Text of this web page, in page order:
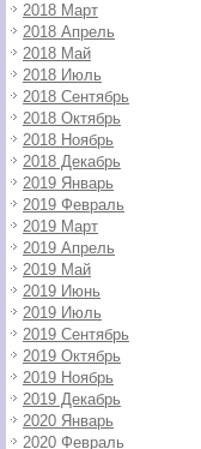
2018 Март
2018 Апрель
2018 Май
2018 Июль
2018 Сентябрь
2018 Октябрь
2018 Ноябрь
2018 Декабрь
2019 Январь
2019 Февраль
2019 Март
2019 Апрель
2019 Май
2019 Июнь
2019 Июль
2019 Сентябрь
2019 Октябрь
2019 Ноябрь
2019 Декабрь
2020 Январь
2020 Февраль